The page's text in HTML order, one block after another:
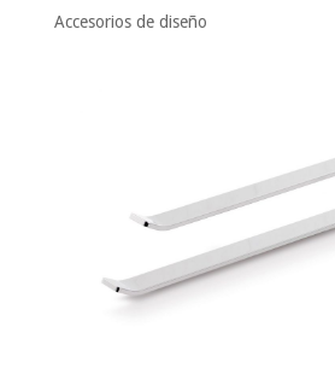
Accesorios de diseño